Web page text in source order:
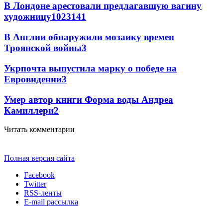
В Лондоне арестовали предлагавшую вагину
художницу1023141
В Англии обнаружили мозаику времен
Троянской войны3
Укрпочта выпустила марку о победе на
Евровидении3
Умер автор книги Форма воды Андреа
Камиллери2
Читать комментарии
Полная версия сайта
Facebook
Twitter
RSS-ленты
E-mail рассылка